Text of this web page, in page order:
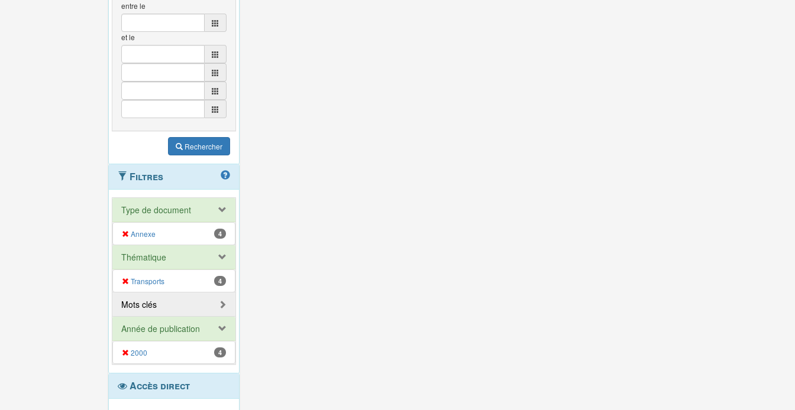
entre le
et le
Rechercher
Filtres
Type de document
Annexe 4
Thématique
Transports 4
Mots clés
Année de publication
2000 4
Accès direct